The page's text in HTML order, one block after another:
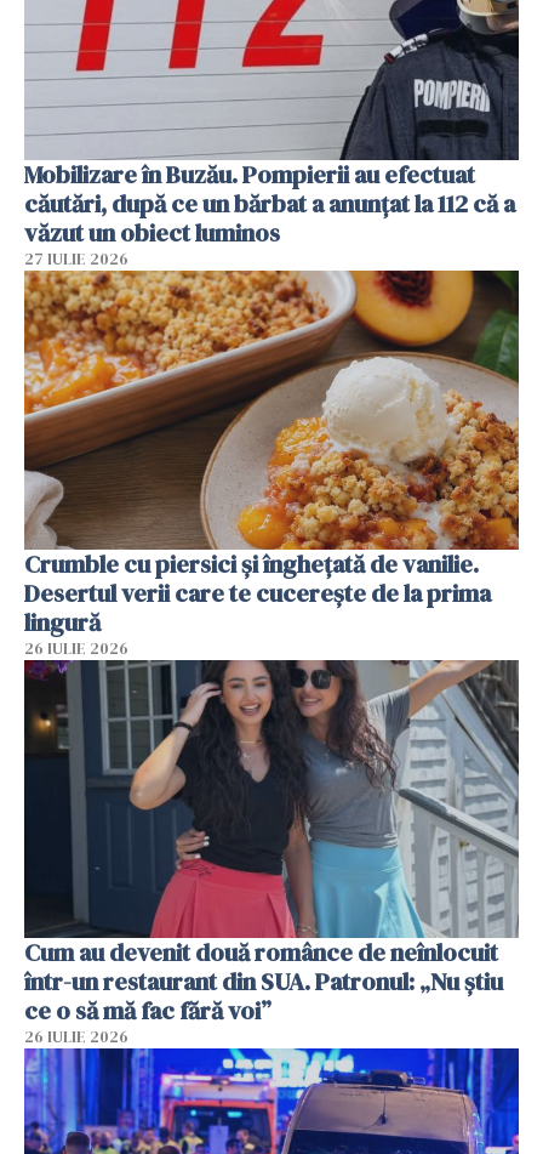
Mobilizare în Buzău. Pompierii au efectuat
căutări, după ce un bărbat a anunțat la 112 că a
văzut un obiect luminos
27 IULIE 2026
Crumble cu piersici și înghețată de vanilie.
Desertul verii care te cucerește de la prima
lingură
26 IULIE 2026
Cum au devenit două românce de neînlocuit
într-un restaurant din SUA. Patronul: „Nu știu
ce o să mă fac fără voi”
26 IULIE 2026